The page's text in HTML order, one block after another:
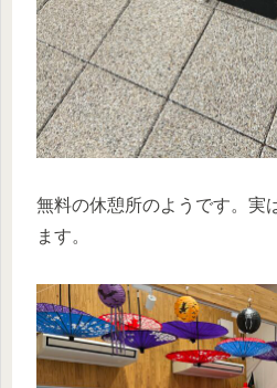
無料の休憩所のようです。実
ます。